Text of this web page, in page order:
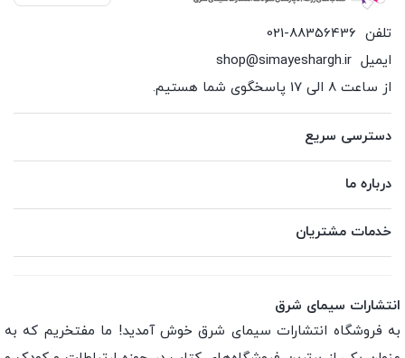
تلفن 021-88356436
ایمیل shop@simayeshargh.ir
از ساعت 8 الی 17 پاسخگوی شما هستیم.
دسترسی سریع
درباره ما
خدمات مشتریان
انتشارات سیمای شرق
به فروشگاه انتشارات سیمای شرق خوش آمدید! ما مفتخریم که به